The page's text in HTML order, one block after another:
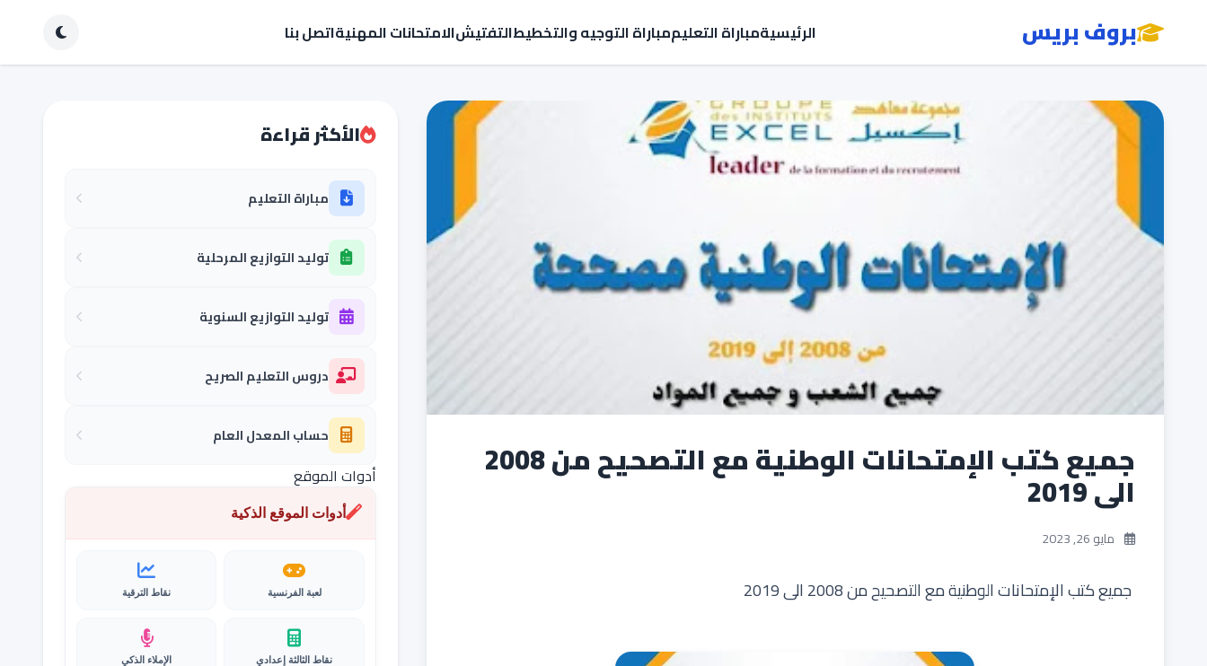
بروف بريس الرئيسيةمباراة التعليممباراة التوجيه والتخطيطالتفتيشالامتحانات المهنيةاتصل بنا
جميع كتب الإمتحانات الوطنية مع التصحيح من 2008
الى 2019
مايو 26, 2023
جميع كتب الإمتحانات الوطنية مع التصحيح من 2008 الى 2019
الأكثر قراءة
مباراة التعليم
توليد التوازيع المرحلية
توليد التوازيع السنوية
دروس التعليم الصريح
حساب المعدل العام
أدوات الموقع
أدوات الموقع الذكية
لعبة الفرنسية نقاط الترقية
نقاط الثالثة إعدادي الإملاء الذكي